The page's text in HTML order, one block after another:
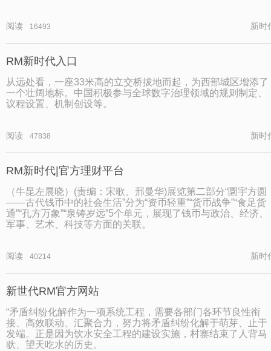
阅读 16493 新时
RM新时代入口
从远处看，一座33米高的立交桥拔地而起，为西部城区增添了
一个壮阔地标。中国积极参与全球数字治理领域的规则制定、
议程设置、机制创设等。
阅读 47838 新时
RM新时代|官方理财平台
（牛昆左晨晓）(责编：宋歌、邢曼华)展览第二部分“圜宇方圆
——古代钱币中的社会生活”分为“资币轻重”“货币战争”“食足货
通”“孔方万象”“泉铸岁远”5个单元，展现了钱币与政治、经济、
军事、艺术、科技等方面的关联。
阅读 40214 新时
新世代RM官方网站
“矛盾纠纷化解作为一项系统工程，需要各部门各环节良性衔
接、高效联动、汇聚合力，努力将矛盾纠纷化解于萌芽、止于
发端。正是因为饮水安全工程的建设实施，村寨结束了人背马
驮、望天吃水的历史。